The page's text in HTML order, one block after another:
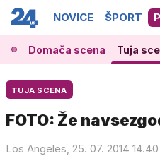
NOVICE ŠPORT
Domača scena Tuja
TUJA SCENA
FOTO: Že
Los Angeles, 25. 07. 2014 14.40